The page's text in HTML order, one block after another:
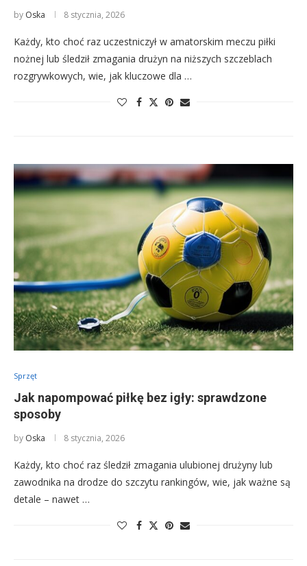
by Oska 8 stycznia, 2026
Każdy, kto choć raz uczestniczył w amatorskim meczu piłki
nożnej lub śledził zmagania drużyn na niższych szczeblach
rozgrywkowych, wie, jak kluczowe dla …
Sprzęt
Jak napompować piłkę bez igły: sprawdzone
sposoby
by Oska 8 stycznia, 2026
Każdy, kto choć raz śledził zmagania ulubionej drużyny lub
zawodnika na drodze do szczytu rankingów, wie, jak ważne są
detale – nawet …